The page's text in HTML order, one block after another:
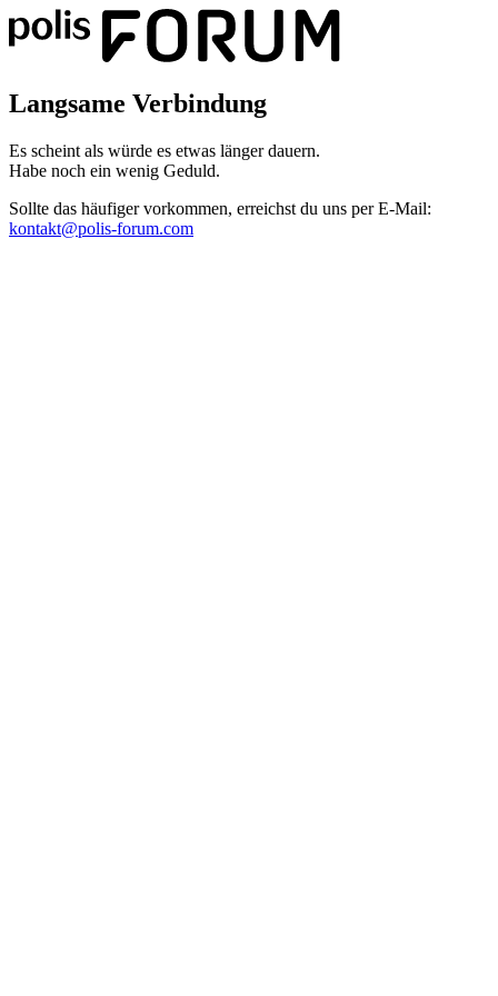
Langsame Verbindung
Es scheint als würde es etwas länger dauern.
Habe noch ein wenig Geduld.
Sollte das häufiger vorkommen, erreichst du uns per E-Mail:
kontakt@polis-forum.com